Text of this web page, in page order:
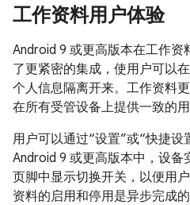
工作资料用户体验
Android 9 或更高版本在工作资
了更紧密的集成，使用户可以
个人信息隔离开来。工作资料
在所有受管设备上提供一致的用
用户可以通过“设置”或“快捷
Android 9 或更高版本中，设
页脚中显示切换开关，以便用
资料的启用和停用是异步完成